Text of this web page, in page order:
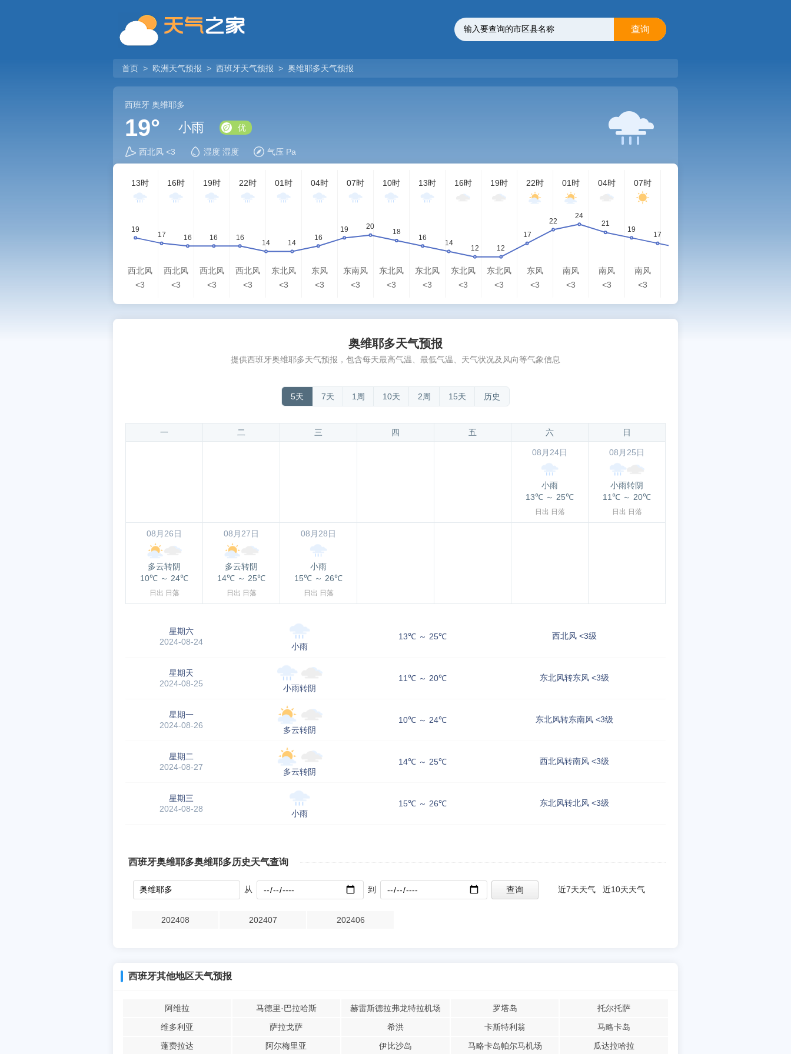
查询
首页 > 欧洲天气预报 > 西班牙天气预报 > 奥维耶多天气预报
西班牙 奥维耶多
19° 小雨 优
西北风 <3 湿度 湿度 气压 Pa
13时
西北风
<3
16时
西北风
<3
19时
西北风
<3
22时
西北风
<3
01时
东北风
<3
04时
东风
<3
07时
东南风
<3
10时
东北风
<3
13时
东北风
<3
16时
东北风
<3
19时
东北风
<3
22时
东风
<3
01时
南风
<3
04时
南风
<3
07时
南风
<3
奥维耶多天气预报
提供西班牙奥维耶多天气预报，包含每天最高气温、最低气温、天气状况及风向等气象信息
5天 7天 1周 10天 2周 15天 历史
一 二 三 四 五 六 日
08月24日
小雨
13℃ ～ 25℃
日出 日落
08月25日
小雨转阴
11℃ ～ 20℃
日出 日落
08月26日
多云转阴
10℃ ～ 24℃
日出 日落
08月27日
多云转阴
14℃ ～ 25℃
日出 日落
08月28日
小雨
15℃ ～ 26℃
日出 日落
星期六
2024-08-24
小雨
13℃ ～ 25℃ 西北风 <3级
星期天
2024-08-25
小雨转阴
11℃ ～ 20℃ 东北风转东风 <3级
星期一
2024-08-26
多云转阴
10℃ ～ 24℃ 东北风转东南风 <3级
星期二
2024-08-27
多云转阴
14℃ ～ 25℃ 西北风转南风 <3级
星期三
2024-08-28
小雨
15℃ ～ 26℃ 东北风转北风 <3级
西班牙奥维耶多奥维耶多历史天气查询
从 到 近7天天气 近10天天气
202408 202407 202406
西班牙其他地区天气预报
阿维拉 马德里·巴拉哈斯 赫雷斯德拉弗龙特拉机场 罗塔岛
托尔托萨
维多利亚
萨拉戈萨 希洪 卡斯特利翁
马略卡岛
蓬费拉达
阿尔梅里亚 伊比沙岛 马略卡岛帕尔马机场 瓜达拉哈拉